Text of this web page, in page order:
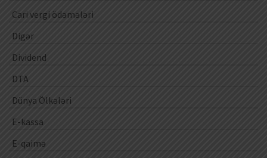
Cari vergi ödəmələri
Digər
Dividend
DTA
Dünya Ölkələri
E-kassa
E-qaimə